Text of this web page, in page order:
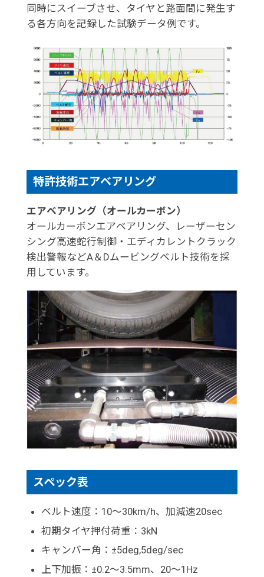
同時にスイーブさせ、タイヤと路面間に発生す
る各方向を記録した試験データ例です。
特許技術エアベアリング
エアベアリング（オールカーボン）
オールカーボンエアベアリング、レーザーセン
シング高速蛇行制御・エディカレントクラック
検出警報などA＆Dムービングベルト技術を採
用しています。
スペック表
ベルト速度：10～30km/h、加減速20sec
初期タイヤ押付荷重：3kN
キャンバー角：±5deg,5deg/sec
上下加振：±0.2～3.5mm、20～1Hz